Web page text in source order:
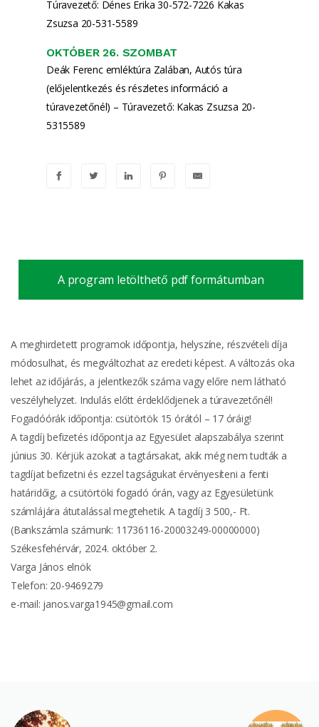
Túravezető: Dénes Erika 30-572-7226 Kakas
Zsuzsa 20-531-5589
OKTÓBER 26. SZOMBAT
Deák Ferenc emléktúra Zalában, Autós túra
(előjelentkezés és részletes információ a
túravezetőnél) – Túravezető: Kakas Zsuzsa 20-
5315589
A program letölthető pdf formátumban
A meghirdetett programok időpontja, helyszíne, részvételi díja
módosulhat, és megváltozhat az eredeti képest. A változás oka
lehet az időjárás, a jelentkezők száma vagy előre nem látható
veszélyhelyzet. Indulás előtt érdeklődjenek a túravezetőnél!
Fogadóórák időpontja: csütörtök 15 órától – 17 óráig!
A tagdíj befizetés időpontja az Egyesület alapszabálya szerint
június 30. Kérjük azokat a tagtársakat, akik még nem tudták a
tagdíjat befizetni és ezzel tagságukat érvényesíteni a fenti
határidőig, a csütörtöki fogadó órán, vagy az Egyesületünk
számlájára átutalással megtehetik. A tagdíj 3 500,- Ft.
(Bankszámla számunk: 11736116-20003249-00000000)
Székesfehérvár, 2024. október 2.
Varga János elnök
Telefon: 20-9469279
e-mail: janos.varga1945@gmail.com